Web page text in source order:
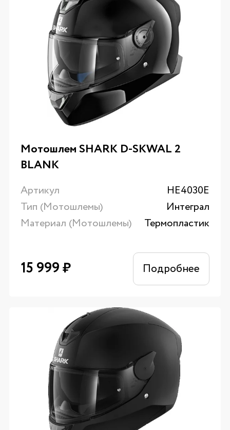
Мотошлем SHARK D-SKWAL 2
BLANK
Артикул
HE4030E
Тип (Мотошлемы)
Интеграл
Материал (Мотошлемы)
Термопластик
15 999₽ Подробнее